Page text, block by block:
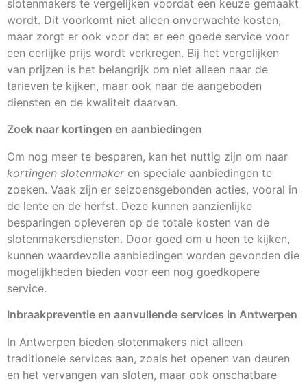
slotenmakers te vergelijken voordat een keuze gemaakt
wordt. Dit voorkomt niet alleen onverwachte kosten,
maar zorgt er ook voor dat er een goede service voor
een eerlijke prijs wordt verkregen. Bij het vergelijken
van prijzen is het belangrijk om niet alleen naar de
tarieven te kijken, maar ook naar de aangeboden
diensten en de kwaliteit daarvan.
Zoek naar kortingen en aanbiedingen
Om nog meer te besparen, kan het nuttig zijn om naar
kortingen slotenmakeren speciale aanbiedingen te
zoeken. Vaak zijn er seizoensgebonden acties, vooral in
de lente en de herfst. Deze kunnen aanzienlijke
besparingen opleveren op de totale kosten van de
slotenmakersdiensten. Door goed om u heen te kijken,
kunnen waardevolle aanbiedingen worden gevonden die
mogelijkheden bieden voor een nog goedkopere
service.
Inbraakpreventie en aanvullende services in Antwerpen
In Antwerpen bieden slotenmakers niet alleen
traditionele services aan, zoals het openen van deuren
en het vervangen van sloten, maar ook onschatbare